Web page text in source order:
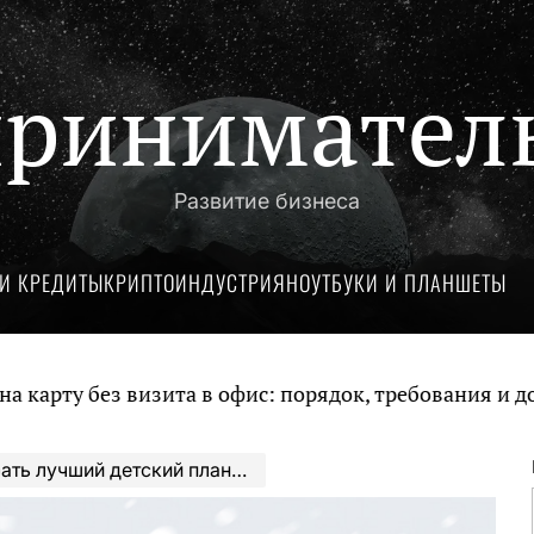
Развитие бизнеса
КРЕДИТЫКРИПТОИНДУСТРИЯНОУТБУКИ И ПЛАНШЕТЫ
визита в офис: порядок, требования и документы
лучший детский планшет